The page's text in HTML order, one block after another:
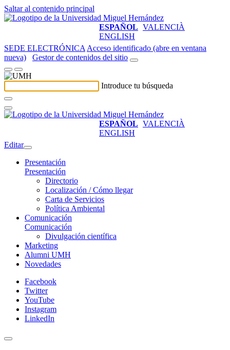
Saltar al contenido principal
ESPAÑOL VALENCIÀ
ENGLISH
SEDE ELECTRÓNICA Acceso identificado (abre en ventana
nueva)
Gestor de contenidos del sitio
Introduce tu búsqueda
ESPAÑOL VALENCIÀ
ENGLISH
Editar
Presentación
Presentación
Directorio
Localización / Cómo llegar
Carta de Servicios
Política Ambiental
Comunicación
Comunicación
Divulgación científica
Marketing
Alumni UMH
Novedades
Facebook
Twitter
YouTube
Instagram
LinkedIn